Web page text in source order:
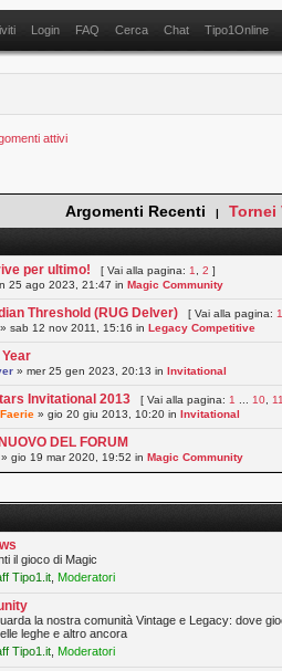
Login FAQ Cerca Chat Tipo1Online
attivi
Argomenti Recenti | Tornei
per ultimo! [ Vai alla pagina: 1 ,2 ]
25 ago 2023, 21:47 inMagic Community
Threshold (RUG Delver) [ Vai alla pagina:
» sab 12 nov 2011, 15:16 inLegacy Competitive
» mer 25 gen 2023, 20:13 inInvitational
Invitational 2013 [ Vai alla pagina: 1 10
» gio 20 giu 2013, 10:20 inInvitational
DEL FORUM
» gio 19 mar 2020, 19:52 inMagic Community
il gioco di Magic
Tipo1.it Moderatori
la nostra comunità Vintage e Legacy: dove
leghe e altro ancora
Tipo1.it Moderatori